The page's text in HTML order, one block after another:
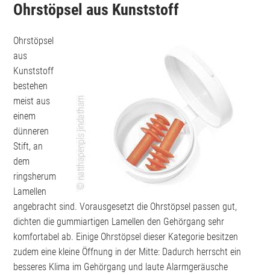
Ohrstöpsel aus Kunststoff
Ohrstöpsel
aus
Kunststoff
bestehen
meist aus
einem
dünneren
Stift, an
dem
ringsherum
Lamellen
angebracht sind. Vorausgesetzt die Ohrstöpsel passen gut,
dichten die gummiartigen Lamellen den Gehörgang sehr
komfortabel ab. Einige Ohrstöpsel dieser Kategorie besitzen
zudem eine kleine Öffnung in der Mitte: Dadurch herrscht ein
besseres Klima im Gehörgang und laute Alarmgeräusche